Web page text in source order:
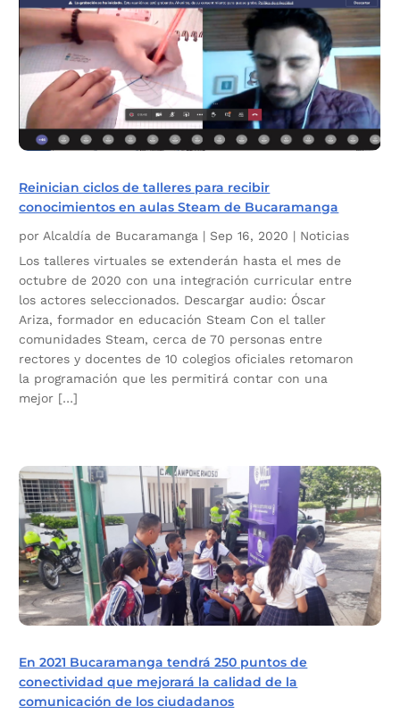
Reinician ciclos de talleres para recibir
conocimientos en aulas Steam de Bucaramanga
porAlcaldía de Bucaramanga | Sep 16, 2020 | Noticias
Los talleres virtuales se extenderán hasta el mes de
octubre de 2020 con una integración curricular entre
los actores seleccionados. Descargar audio: Óscar
Ariza, formador en educación Steam Con el taller
comunidades Steam, cerca de 70 personas entre
rectores y docentes de 10 colegios oficiales retomaron
la programación que les permitirá contar con una
mejor […]
En 2021 Bucaramanga tendrá 250 puntos de
conectividad que mejorará la calidad de la
comunicación de los ciudadanos